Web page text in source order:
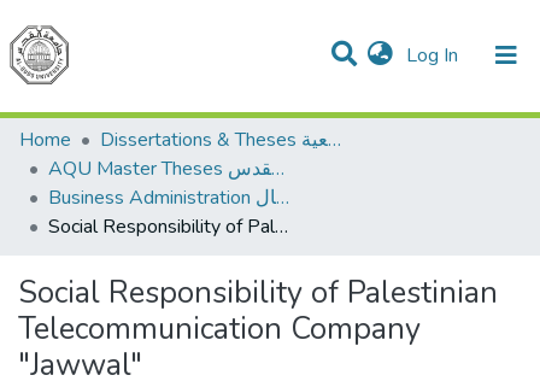
Log In (current)
Communities & Collections
All of DSpace
Home
Dissertations & Theses الرسائل الجامعية
AQU Master Theses الرسائل الجامعية الخاصة بجامعة القدس
Business Administration إدارة الاعمال
Social Responsibility of Palestinian Telecommunication Company "Jawwal"
Social Responsibility of Palestinian
Telecommunication Company
"Jawwal"